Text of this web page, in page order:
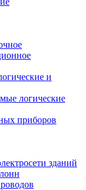
и
логические
приборов
зданий